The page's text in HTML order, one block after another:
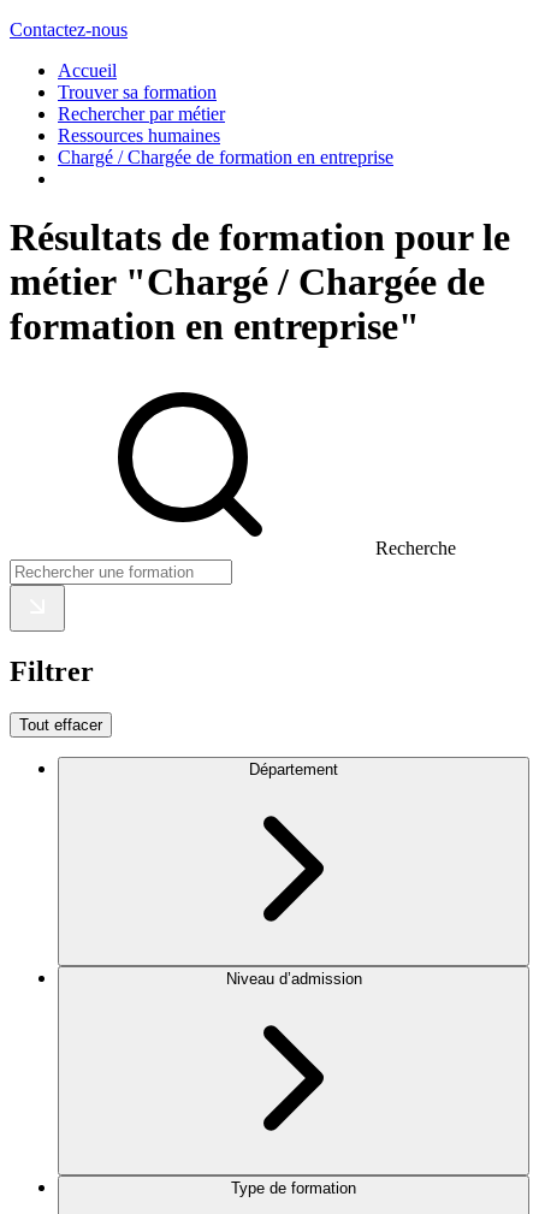
Contactez-nous
Accueil
Trouver sa formation
Rechercher par métier
Ressources humaines
Chargé / Chargée de formation en entreprise
Résultats de formation pour le
métier "Chargé / Chargée de
formation en entreprise"
Recherche
Filtrer
Tout effacer
Département
Niveau d’admission
Type de formation